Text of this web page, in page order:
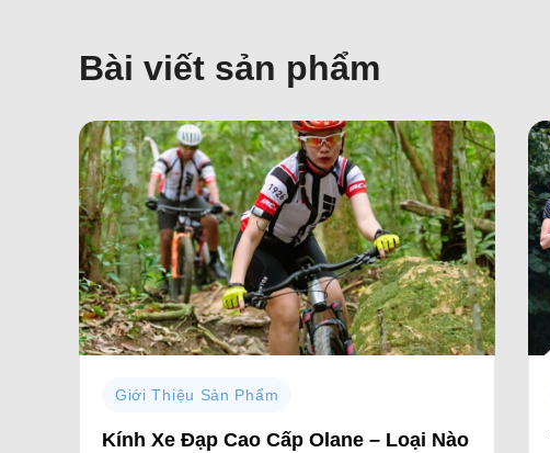
Bài viết sản phẩm
Giới Thiệu Sản Phẩm
Kính Xe Đạp Cao Cấp Olane – Loại Nào